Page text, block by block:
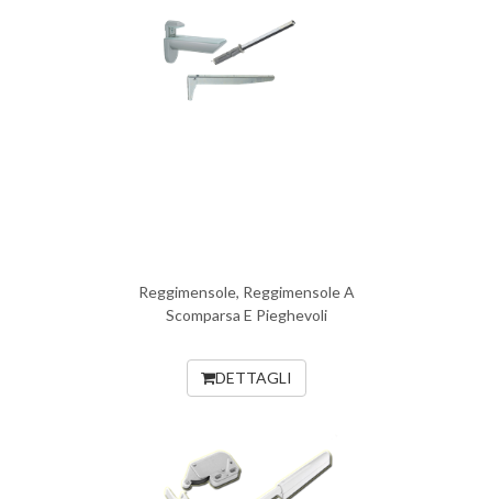
Reggimensole, Reggimensole A
Scomparsa E Pieghevoli
DETTAGLI